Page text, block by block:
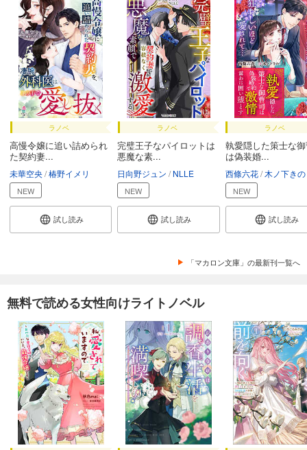
ラノベ
高慢令嬢に追い詰められ
た契約妻...
未華空央 椿野イメリ
NEW
試し読み
ラノベ
完璧王子なパイロットは
悪魔な素...
日向野ジュン NLLE
NEW
試し読み
ラノベ
執愛隠した策士な
は偽装婚...
西條六花 木ノ下きの
NEW
試し読み
「マカロン文庫」の最新刊一覧へ
無料で読める女性向けライトノベル